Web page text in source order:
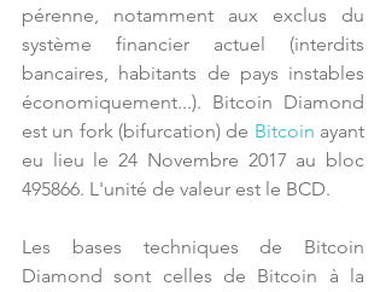
pérenne, notamment aux exclus du
système financier actuel (interdits
bancaires, habitants de pays instables
économiquement...). Bitcoin Diamond
est un fork (bifurcation) de Bitcoin ayant
eu lieu le 24 Novembre 2017 au bloc
495866. L'unité de valeur est le BCD.
Les bases techniques de Bitcoin
Diamond sont celles de Bitcoin à la